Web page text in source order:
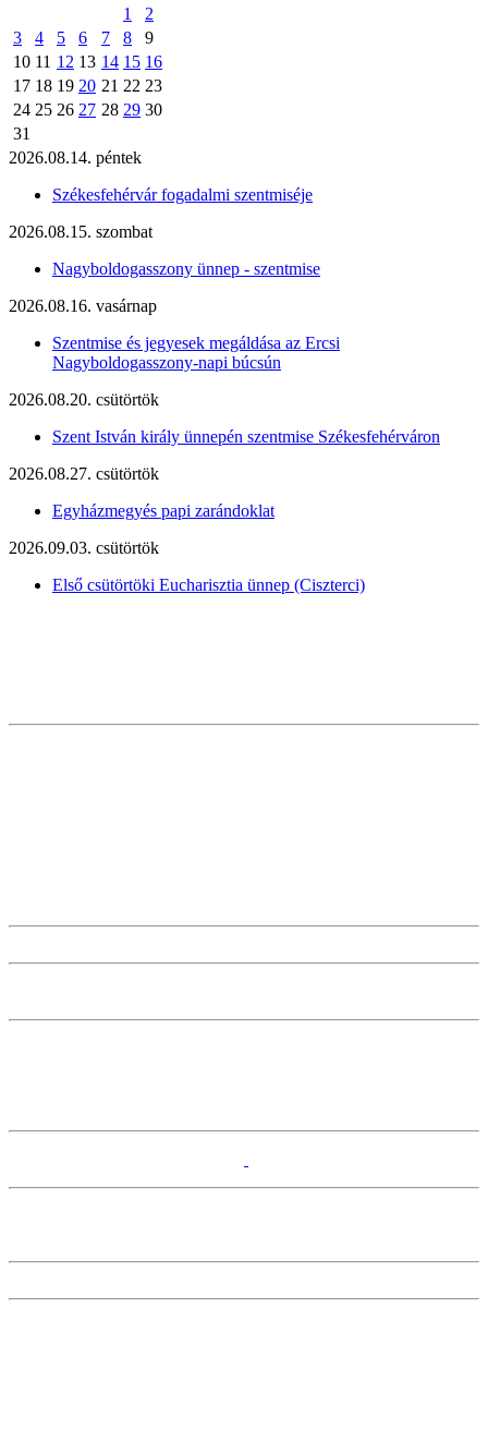
1
2
3
4 5 6 7 8
9
10 11 12 13 14 15 16
17 18 19 20 21 22 23
24 25 26 27 28 29 30
31
2026.08.14. péntek
Székesfehérvár fogadalmi szentmiséje
2026.08.15. szombat
Nagyboldogasszony ünnep - szentmise
2026.08.16. vasárnap
Szentmise és jegyesek megáldása az Ercsi
Nagyboldogasszony-napi búcsún
2026.08.20. csütörtök
Szent István király ünnepén szentmise Székesfehérváron
2026.08.27. csütörtök
Egyházmegyés papi zarándoklat
2026.09.03. csütörtök
Első csütörtöki Eucharisztia ünnep (Ciszterci)